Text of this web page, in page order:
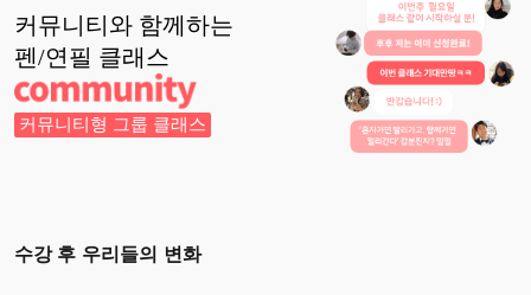
커뮤니티와 함께하는
펜/연필 클래스
커뮤니티형 그룹 클래스
수강 후 우리들의 변화